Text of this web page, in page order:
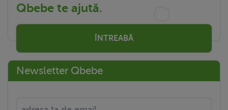
Qbebe te ajută.
ÎNTREABĂ
Newsletter Qbebe